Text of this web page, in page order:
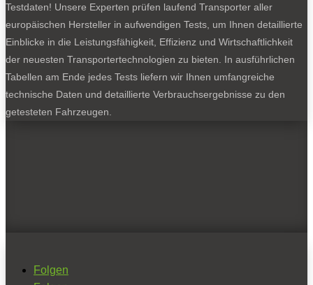
Testdaten! Unsere Experten prüfen laufend Transporter aller
europäischen Hersteller in aufwendigen Tests, um Ihnen detaillierte
Einblicke in die Leistungsfähigkeit, Effizienz und Wirtschaftlichkeit
der neuesten Transportertechnologien zu bieten. In ausführlichen
Tabellen am Ende jedes Tests liefern wir Ihnen umfangreiche
technische Daten und detaillierte Verbrauchsergebnisse zu den
getesteten Fahrzeugen.
Folgen